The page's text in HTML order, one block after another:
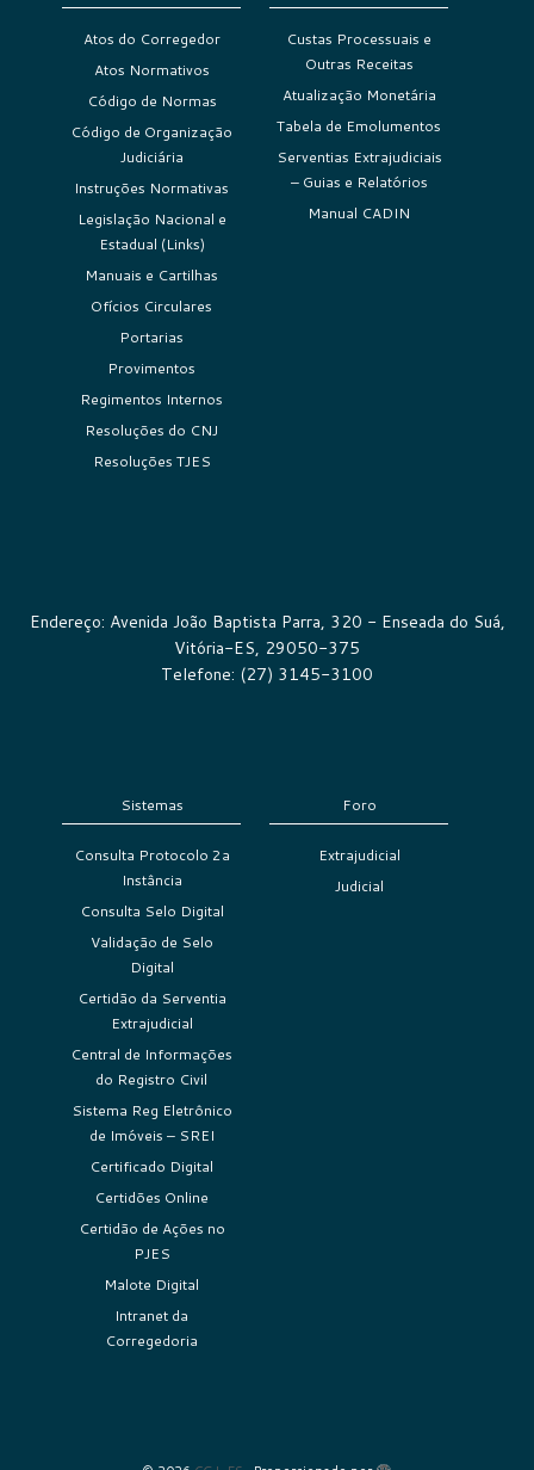
Atos do Corregedor
Atos Normativos
Código de Normas
Código de Organização
Judiciária
Instruções Normativas
Legislação Nacional e
Estadual (Links)
Manuais e Cartilhas
Ofícios Circulares
Portarias
Provimentos
Regimentos Internos
Resoluções do CNJ
Resoluções TJES
Custas Processuais e
Outras Receitas
Atualização Monetária
Tabela de Emolumentos
Serventias Extrajudiciais
– Guias e Relatórios
Manual CADIN
Endereço: Avenida João Baptista Parra, 320 - Enseada do Suá,
Vitória-ES, 29050-375
Telefone: (27) 3145-3100
Sistemas
Consulta Protocolo 2a
Instância
Consulta Selo Digital
Validação de Selo
Digital
Certidão da Serventia
Extrajudicial
Central de Informações
do Registro Civil
Sistema Reg Eletrônico
de Imóveis – SREI
Certificado Digital
Certidões Online
Certidão de Ações no
PJES
Malote Digital
Intranet da
Corregedoria
Foro
Extrajudicial
Judicial